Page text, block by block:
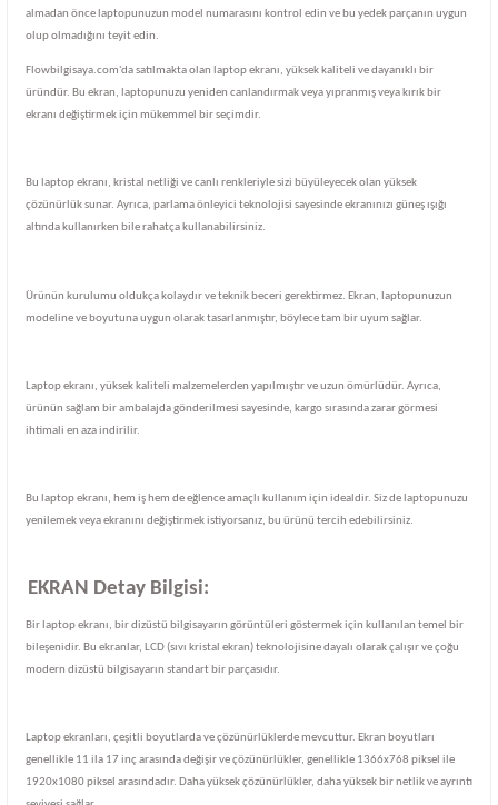
almadan önce laptopunuzun model numarasını kontrol edin ve bu yedek parçanın uygun
olup olmadığını teyit edin.
Flowbilgisaya.com'da satılmakta olan laptop ekranı, yüksek kaliteli ve dayanıklı bir
üründür. Bu ekran, laptopunuzu yeniden canlandırmak veya yıpranmış veya kırık bir
ekranı değiştirmek için mükemmel bir seçimdir.
Bu laptop ekranı, kristal netliği ve canlı renkleriyle sizi büyüleyecek olan yüksek
çözünürlük sunar. Ayrıca, parlama önleyici teknolojisi sayesinde ekranınızı güneş ışığı
altında kullanırken bile rahatça kullanabilirsiniz.
Ürünün kurulumu oldukça kolaydır ve teknik beceri gerektirmez. Ekran, laptopunuzun
modeline ve boyutuna uygun olarak tasarlanmıştır, böylece tam bir uyum sağlar.
Laptop ekranı, yüksek kaliteli malzemelerden yapılmıştır ve uzun ömürlüdür. Ayrıca,
ürünün sağlam bir ambalajda gönderilmesi sayesinde, kargo sırasında zarar görmesi
ihtimali en aza indirilir.
Bu laptop ekranı, hem iş hem de eğlence amaçlı kullanım için idealdir. Siz de laptopunuzu
yenilemek veya ekranını değiştirmek istiyorsanız, bu ürünü tercih edebilirsiniz.
EKRAN Detay Bilgisi:
Bir laptop ekranı, bir dizüstü bilgisayarın görüntüleri göstermek için kullanılan temel bir
bileşenidir. Bu ekranlar, LCD (sıvı kristal ekran) teknolojisine dayalı olarak çalışır ve çoğu
modern dizüstü bilgisayarın standart bir parçasıdır.
Laptop ekranları, çeşitli boyutlarda ve çözünürlüklerde mevcuttur. Ekran boyutları
genellikle 11 ila 17 inç arasında değişir ve çözünürlükler, genellikle 1366x768 piksel ile
1920x1080 piksel arasındadır. Daha yüksek çözünürlükler, daha yüksek bir netlik ve ayrıntı